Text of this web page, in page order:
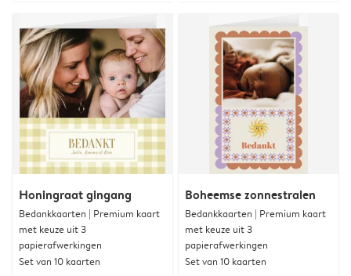
Honingraat gingang
Bedankkaarten | Premium kaart
met keuze uit 3
papierafwerkingen
Set van 10 kaarten
Boheemse zonnestralen
Bedankkaarten | Premium kaart
met keuze uit 3
papierafwerkingen
Set van 10 kaarten